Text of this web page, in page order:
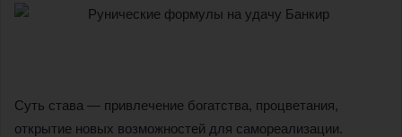
Суть става — привлечение богатства, процветания,
открытие новых возможностей для самореализации.